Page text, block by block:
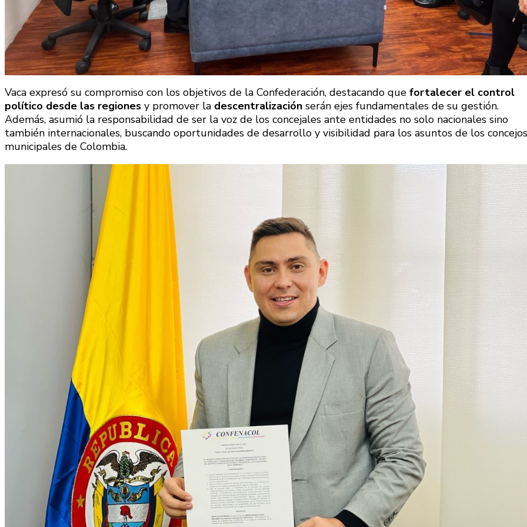
Vaca expresó su compromiso con los objetivos de la Confederación, destacando que fortalecer el control
político desde las regiones y promover la descentralización serán ejes fundamentales de su gestión.
Además, asumió la responsabilidad de ser la voz de los concejales ante entidades no solo nacionales sino
también internacionales, buscando oportunidades de desarrollo y visibilidad para los asuntos de los concejos
municipales de Colombia.